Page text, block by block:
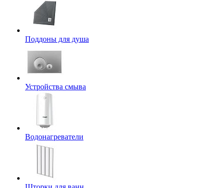
Поддоны для душа
Устройства смыва
Водонагреватели